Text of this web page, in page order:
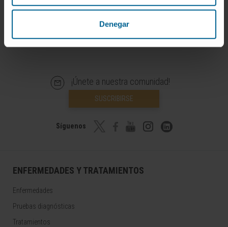
Denegar
© Clínica Universidad de Navarra 2026
¡Únete a nuestra comunidad!
SUSCRIBIRSE
Síguenos
ENFERMEDADES Y TRATAMIENTOS
Enfermedades
Pruebas diagnósticas
Tratamientos